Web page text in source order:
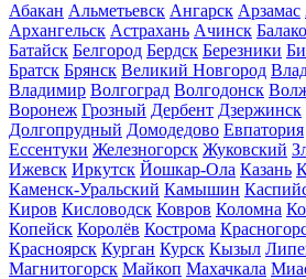
Абакан Альметьевск Ангарск Арзамас
Архангельск Астрахань Ачинск
Батайск Белгород Бердск Березники
Братск Брянск Великий Новгород
Владимир Волгоград Волгодонск
Воронеж Грозный Дербент Дзержинск
Долгопрудный Домодедово Евпатория
Ессентуки Железногорск Жуковский
Ижевск Иркутск Йошкар-Ола Казань
Каменск-Уральский Камышин
Киров Кисловодск Ковров Коломна
Копейск Королёв Кострома
Красноярск Курган Курск Кызыл
Магнитогорск Майкоп Махачкала